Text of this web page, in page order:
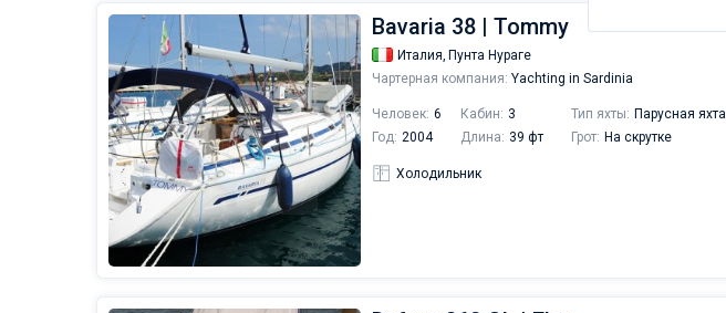
Bavaria 38 | Tommy
Италия, Пунта Нураге
Чартерная компания: Yachting in Sardinia
Человек: 6 Кабин: 3 Тип яхты: Парусная яхта
Год: 2004 Длина: 39 фт Грот: На скрутке
Холодильник